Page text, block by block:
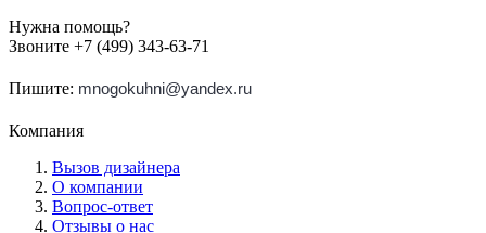
Нужна помощь?
Звоните +7 (499) 343-63-71
Пишите: mnogokuhni@yandex.ru
Компания
Вызов дизайнера
О компании
Вопрос-ответ
Отзывы о нас